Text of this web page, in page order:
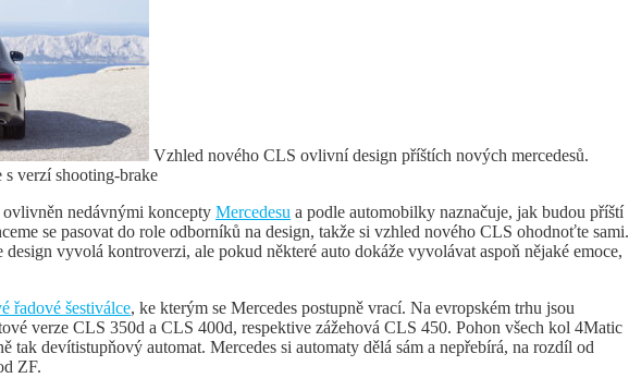
Vzhled nového CLS ovlivní design příštích nových mercedesů.
verzí shooting-brake
nedávnými koncepty Mercedesu a podle automobilky naznačuje, jak budou příští
se pasovat do role odborníků na design, takže si vzhled nového CLS ohodnoťte sami.
vyvolá kontroverzi, ale pokud některé auto dokáže vyvolávat aspoň nějaké emoce,
řadové šestiválce, ke kterým se Mercedes postupně vrací. Na evropském trhu jsou
verze CLS 350d a CLS 400d, respektive zážehová CLS 450. Pohon všech kol 4Matic
tak devítistupňový automat. Mercedes si automaty dělá sám a nepřebírá, na rozdíl od
ZF.